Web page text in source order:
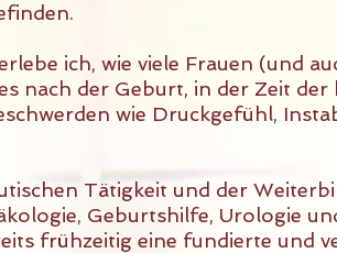
ich, wie viele Frauen (und
nach der Geburt, in der Zeit
wie Druckgefühl,
Tätigkeit und der
Geburtshilfe, Urologie
frühzeitig eine fundierte und